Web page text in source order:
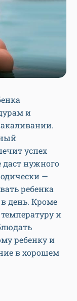
и
успех
нужного
—
ребенка
день. Кроме
и
ребенку и
в хорошем